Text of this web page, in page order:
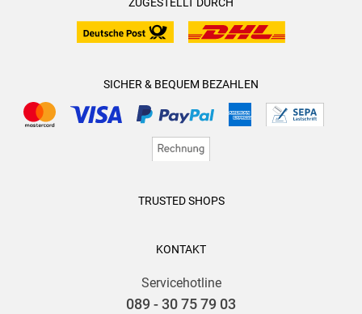
ZUGESTELLT DURCH
SICHER & BEQUEM BEZAHLEN
TRUSTED SHOPS
KONTAKT
Servicehotline
089 - 30 75 79 03